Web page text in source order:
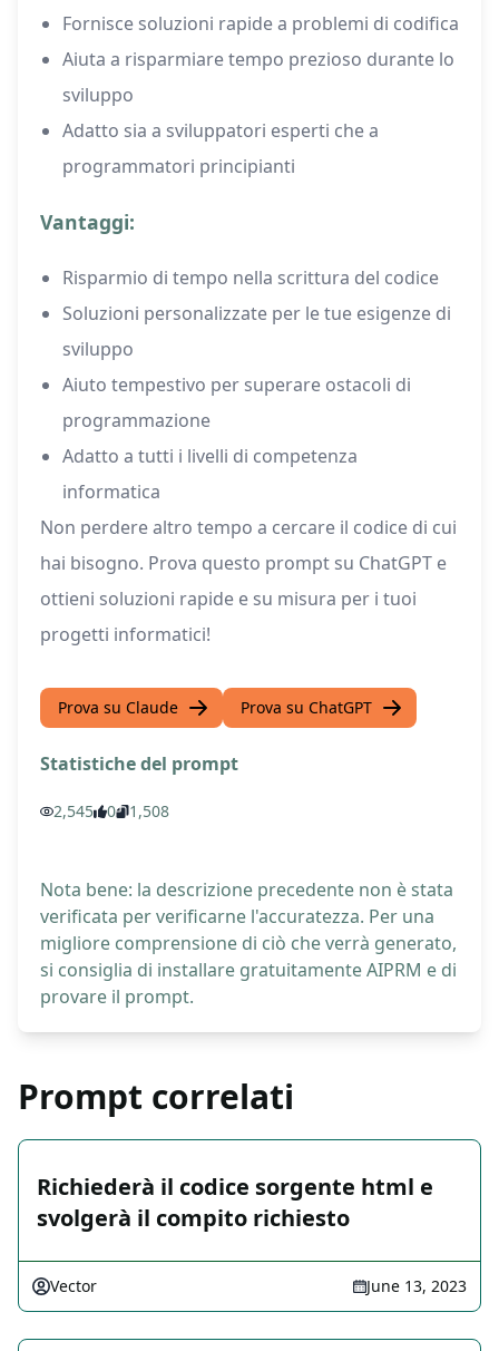
Fornisce soluzioni rapide a problemi di codifica
Aiuta a risparmiare tempo prezioso durante lo
sviluppo
Adatto sia a sviluppatori esperti che a
programmatori principianti
Vantaggi:
Risparmio di tempo nella scrittura del codice
Soluzioni personalizzate per le tue esigenze di
sviluppo
Aiuto tempestivo per superare ostacoli di
programmazione
Adatto a tutti i livelli di competenza
informatica
Non perdere altro tempo a cercare il codice di cui
hai bisogno. Prova questo prompt su ChatGPT e
ottieni soluzioni rapide e su misura per i tuoi
progetti informatici!
Prova su Claude Prova su ChatGPT
Statistiche del prompt
2,545 0 1,508
Nota bene: la descrizione precedente non è stata
verificata per verificarne l'accuratezza. Per una
migliore comprensione di ciò che verrà generato,
si consiglia di installare gratuitamente AIPRM e di
provare il prompt.
Prompt correlati
Richiederà il codice sorgente html e
svolgerà il compito richiesto
Vector June 13, 2023